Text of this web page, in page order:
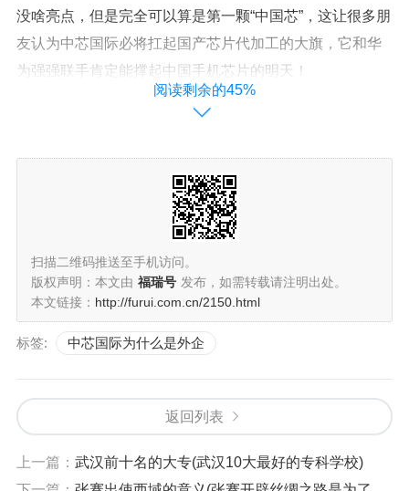
没啥亮点，但是完全可以算是第一颗“中国芯”，这让很多朋
友认为中芯国际必将扛起国产芯片代加工的大旗，它和华
为强强联手肯定能撑起中国手机芯片的明天！
不过在今年华为面临全面断供的时候，中芯国际并没有选
但是
它加工芯片使用的技术和设备都和美国有着斩不断的
联系
，一旦它冒着风险帮助华为很可能也会上制裁的名
单。况且中芯国际目前的技术还真达不到华为的要求，所
以不帮华为代工也算情有可原吧。
中芯国际未来的发展
很多人可能不知道中芯国际在最开始的时候其实是紧追着
致了现在中芯国际全面落后。不过值得高兴的是中芯国际
目前已经正式上市，资本对其表示出了强大的兴趣，进而
让中芯国际能获得足够的资金来加快自身的发展。
虽说中芯国际目前看似顺风顺水，但是前进的路上并不算
阅读剩余的45%
扫描二维码推送至手机访问。
版权声明：本文由 福瑞号 发布，如需转载请注明出处。
本文链接： http://furui.com.cn/2150.html
标签: 中芯国际为什么是外企
返回列表
上一篇： 武汉前十名的大专(武汉10大最好的专科学校)